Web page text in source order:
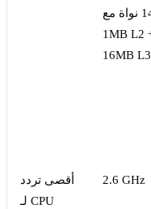
بـ 14 نواة مع
1MB L2 +
16MB L3
أقصى تردد
لـ CPU
2.6 GHz